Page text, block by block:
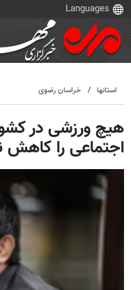
استانها خراسان رضوی
هیچ ورزشی در
اجتماعی را